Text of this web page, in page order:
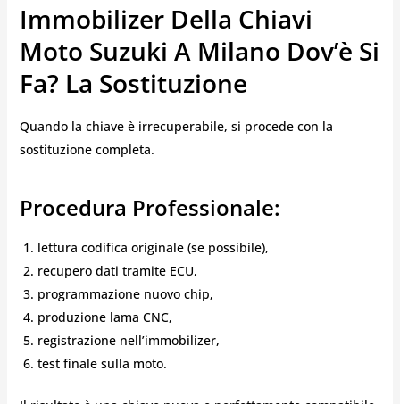
Immobilizer Della Chiavi
Moto Suzuki A Milano Dov’è Si
Fa? La Sostituzione
Quando la chiave è irrecuperabile, si procede con la
sostituzione completa.
Procedura Professionale:
lettura codifica originale (se possibile),
recupero dati tramite ECU,
programmazione nuovo chip,
produzione lama CNC,
registrazione nell’immobilizer,
test finale sulla moto.